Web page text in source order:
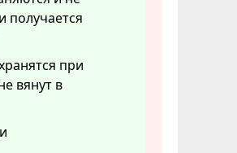
получается
при
вянут в